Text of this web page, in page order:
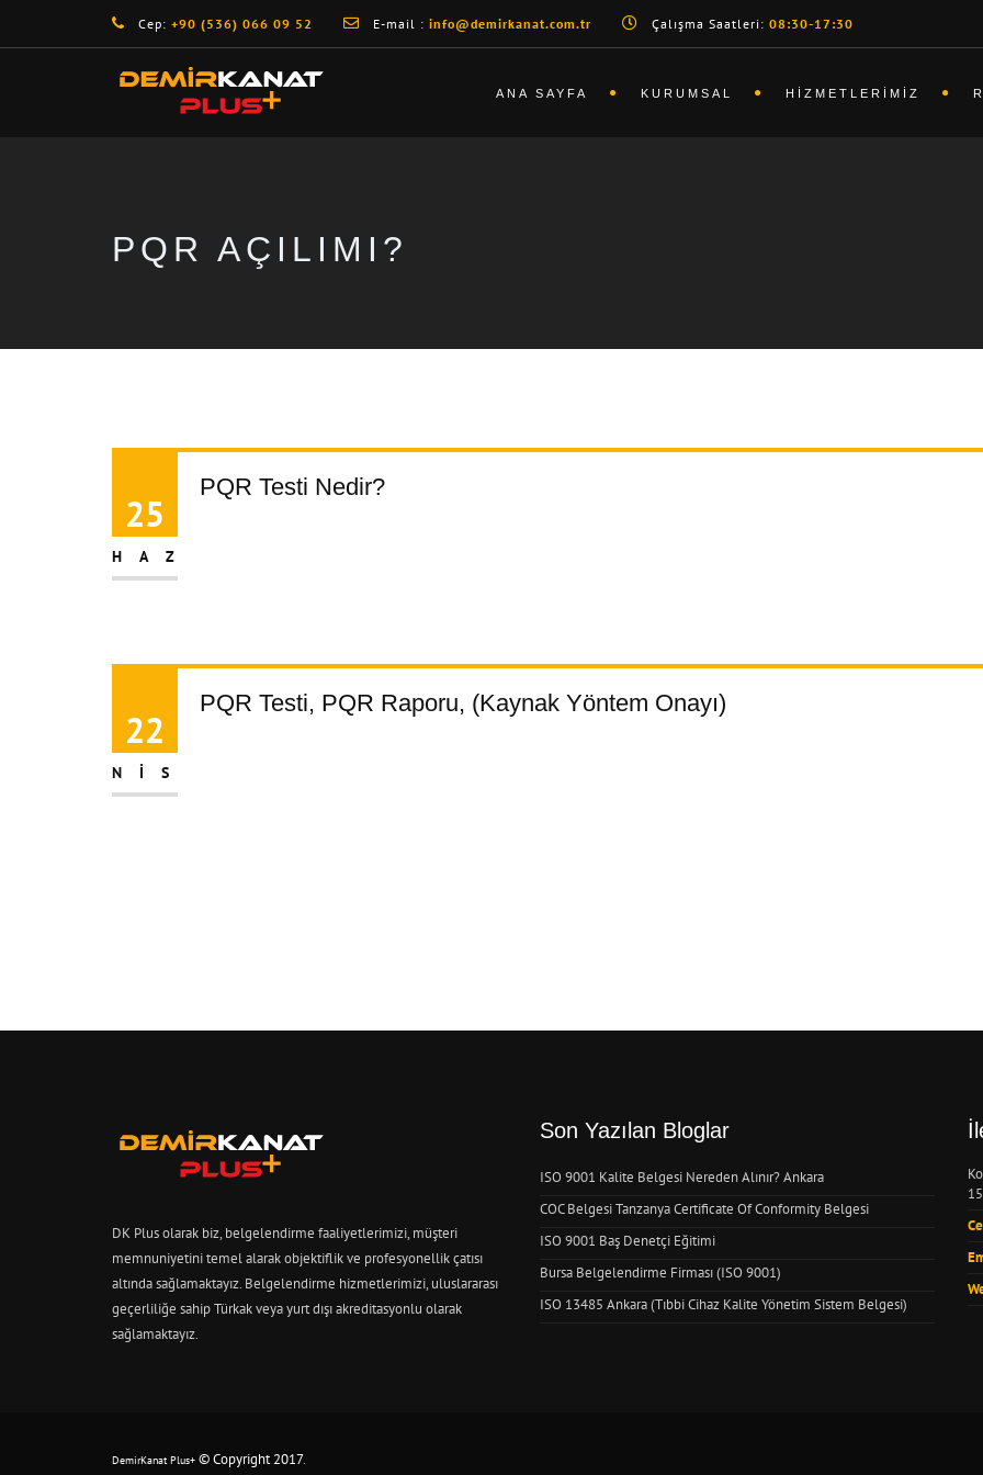
Cep: +90 (536) 066 09 52 E-mail : info@demirkanat.com.tr Çalışma Saatleri: 08:30-17:30
ANA SAYFA KURUMSAL HIZMETLERIMIZ
PQR AÇILIMI?
25
HAZ
PQR Testi Nedir?
22
NIS
PQR Testi, PQR Raporu, (Kaynak Yöntem Onayı)
DK Plus olarak biz, belgelendirme faaliyetlerimizi, müşteri
memnuniyetini temel alarak objektiflik ve profesyonellik çatısı
altında sağlamaktayız. Belgelendirme hizmetlerimizi, uluslararası
geçerliliğe sahip Türkak veya yurt dışı akreditasyonlu olarak
sağlamaktayız.
Son Yazılan Bloglar
ISO 9001 Kalite Belgesi Nereden Alınır? Ankara
COC Belgesi Tanzanya Certificate Of Conformity Belgesi
ISO 9001 Baş Denetçi Eğitimi
Bursa Belgelendirme Firması (ISO 9001)
ISO 13485 Ankara (Tıbbi Cihaz Kalite Yönetim Sistem Belgesi)
DemirKanat Plus+ © Copyright 2017.